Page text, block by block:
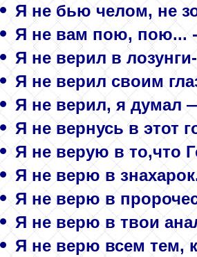
Я не бью челом, не
Я не вам пою, пою... -
Я не верил в
Я не верил своим
Я не верил, я думал
Я не вернусь в этот
Я не верую в то,что
Я не верю в
Я не верю в
Я не верю в твои
Я не верю всем тем,